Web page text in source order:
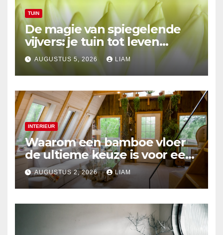
TUIN
De magie van spiegelende
vijvers: je tuin tot leven
brengen
AUGUSTUS 5, 2026 LIAM
INTERIEUR
Waarom een bamboe vloer
de ultieme keuze is voor een
duurzaam interieur
AUGUSTUS 2, 2026 LIAM